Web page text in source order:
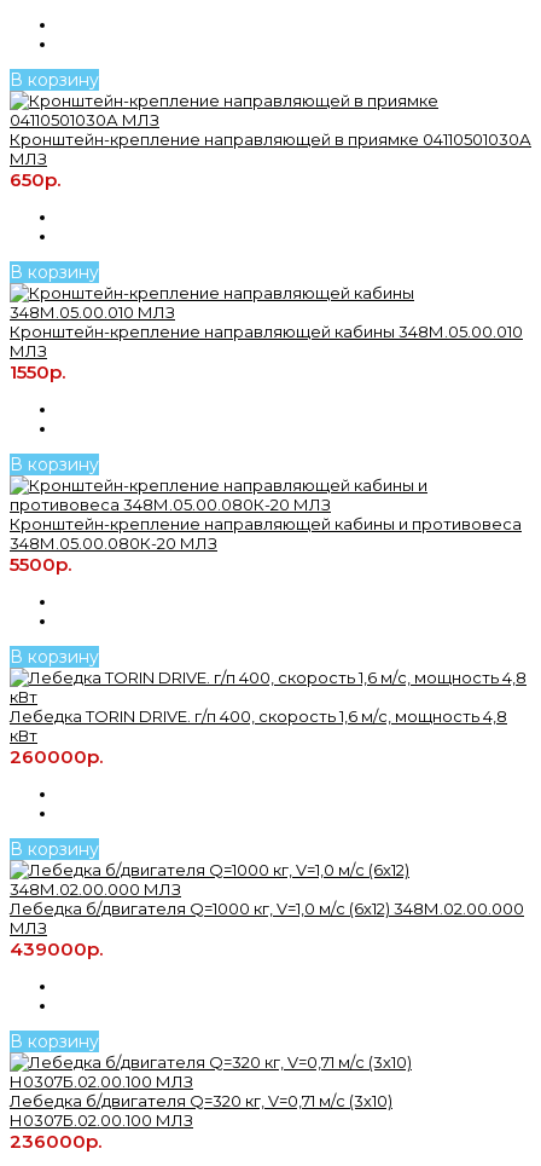
В корзину
Кронштейн-крепление направляющей в приямке 04110501030А
МЛЗ
650р.
В корзину
Кронштейн-крепление направляющей кабины 348М.05.00.010
МЛЗ
1550р.
В корзину
Кронштейн-крепление направляющей кабины и противовеса
348М.05.00.080К-20 МЛЗ
5500р.
В корзину
Лебедка TORIN DRIVE. г/п 400, скорость 1,6 м/с, мощность 4,8
кВт
260000р.
В корзину
Лебедка б/двигателя Q=1000 кг, V=1,0 м/с (6х12) 348М.02.00.000
МЛЗ
439000р.
В корзину
Лебедка б/двигателя Q=320 кг, V=0,71 м/с (3х10)
Н0307Б.02.00.100 МЛЗ
236000р.